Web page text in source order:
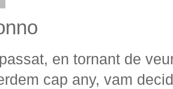
en tornant de
cap any, vam